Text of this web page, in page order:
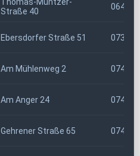
Straße 40
06406
Ebersdorfer Straße 51 07368
Am Mühlenweg 2 07407
Am Anger 24 07422
Gehrener Straße 65 07426